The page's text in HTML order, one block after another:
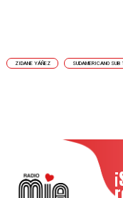
ZIDANE YÁÑEZ SUDAMERICANO SUB